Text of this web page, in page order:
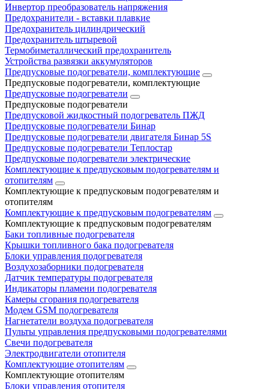
Инвертор преобразователь напряжения
Предохранители - вставки плавкие
Предохранитель цилиндрический
Предохранитель штыревой
Термобиметаллический предохранитель
Устройства развязки аккумуляторов
Предпусковые подогреватели, комплектующие
Предпусковые подогреватели, комплектующие
Предпусковые подогреватели
Предпусковые подогреватели
Предпусковой жидкостный подогреватель ПЖД
Предпусковые подогреватели Бинар
Предпусковые подогреватели двигателя Бинар 5S
Предпусковые подогреватели Теплостар
Предпусковые подогреватели электрические
Комплектующие к предпусковым подогревателям и
отопителям
Комплектующие к предпусковым подогревателям и
отопителям
Комплектующие к предпусковым подогревателям
Комплектующие к предпусковым подогревателям
Баки топливные подогревателя
Крышки топливного бака подогревателя
Блоки управления подогревателя
Воздухозаборники подогревателя
Датчик температуры подогревателя
Индикаторы пламени подогревателя
Камеры сгорания подогревателя
Модем GSM подогревателя
Нагнетатели воздуха подогревателя
Пульты управления предпусковыми подогревателями
Свечи подогревателя
Электродвигатели отопителя
Комплектующие отопителям
Комплектующие отопителям
Блоки управления отопителя